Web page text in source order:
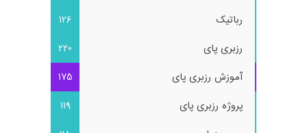
رباتیک
126
رزبری پای
220
آموزش رزبری پای
175
پروژه رزبری پای
119